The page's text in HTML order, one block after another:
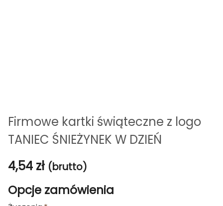
Firmowe kartki świąteczne z logo
TANIEC ŚNIEŻYNEK W DZIEŃ
4,54 zł (brutto)
Opcje zamówienia